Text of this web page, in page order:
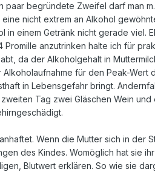
begründete Zweifel darf man
nicht extrem an Alkohol
in einem Getränk nicht gerade
anzutrinken halte ich für
da der Alkoholgehalt in
für den Peak-
in Lebensgefahr bringt.
Tag zwei Gläschen Wein
Wenn die Mutter sich in der
des Kindes. Womöglich hat sie
Blutwert erklären. So wie sie